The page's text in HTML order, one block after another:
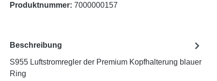
Produktnummer: 7000000157
Beschreibung
S955 Luftstromregler der Premium Kopfhalterung blauer
Ring